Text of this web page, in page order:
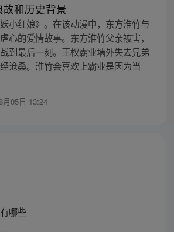
和历史背景
小红娘》。在该动漫中，东方淮竹与
心的爱情故事。东方淮竹父亲被害，
到最后一刻。王权霸业墙外失去兄弟
沧桑。淮竹会喜欢上霸业是因为当
月05日 13:24
哪些